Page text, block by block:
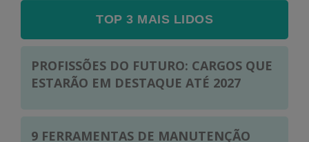
TOP 3 MAIS LIDOS
PROFISSÕES DO FUTURO: CARGOS QUE
ESTARÃO EM DESTAQUE ATÉ 2027
9 FERRAMENTAS DE MANUTENÇÃO